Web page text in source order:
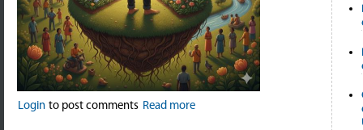
Login to post comments Read more